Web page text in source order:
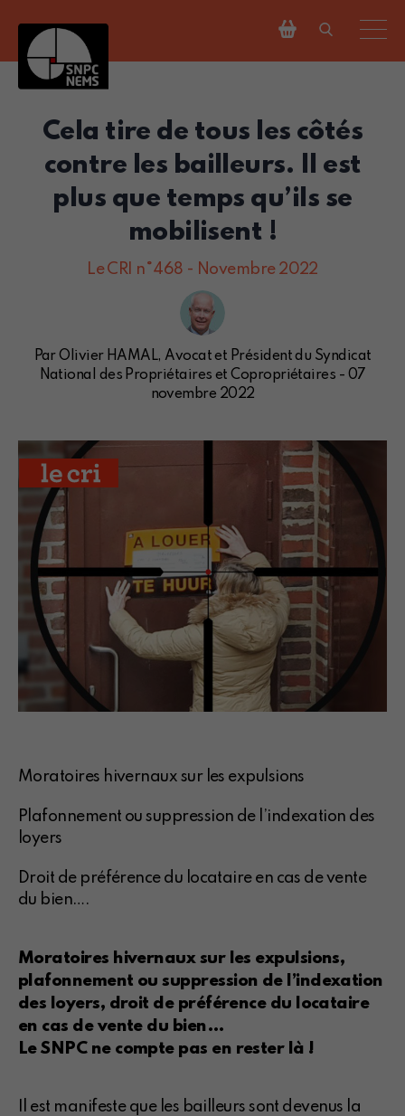
Cela tire de tous les côtés
contre les bailleurs. Il est
plus que temps qu’ils se
mobilisent !
Le CRI n°468 - Novembre 2022
Par Olivier HAMAL, Avocat et Président du Syndicat
National des Propriétaires et Copropriétaires - 07
novembre 2022
Moratoires hivernaux sur les expulsions
Plafonnement ou suppression de l’indexation des
loyers
Droit de préférence du locataire en cas de vente
du bien….
Moratoires hivernaux sur les expulsions,
plafonnement ou suppression de l’indexation
des loyers, droit de préférence du locataire
en cas de vente du bien…
Le SNPC ne compte pas en rester là !
Il est manifeste que les bailleurs sont devenus la